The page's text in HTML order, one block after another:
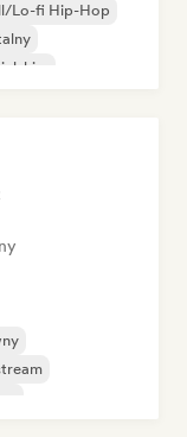
Lo-fi Hip-Hop